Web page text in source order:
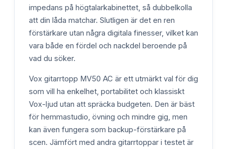
impedans på högtalarkabinettet, så dubbelkolla
att din låda matchar. Slutligen är det en ren
förstärkare utan några digitala finesser, vilket kan
vara både en fördel och nackdel beroende på
vad du söker.
Vox gitarrtopp MV50 AC är ett utmärkt val för dig
som vill ha enkelhet, portabilitet och klassiskt
Vox-ljud utan att spräcka budgeten. Den är bäst
för hemmastudio, övning och mindre gig, men
kan även fungera som backup-förstärkare på
scen. Jämfört med andra gitarrtoppar i testet är